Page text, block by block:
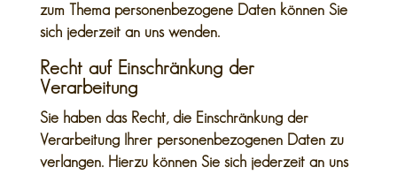
zum Thema personenbezogene Daten können Sie
sich jederzeit an uns wenden.
Recht auf Einschränkung der
Verarbeitung
Sie haben das Recht, die Einschränkung der
Verarbeitung Ihrer personenbezogenen Daten zu
verlangen. Hierzu können Sie sich jederzeit an uns